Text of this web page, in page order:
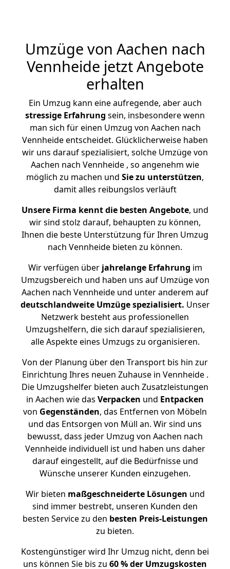
Umzüge von Aachen nach
Vennheide jetzt Angebote
erhalten
Ein Umzug kann eine aufregende, aber auch
stressige Erfahrung sein, insbesondere wenn
man sich für einen Umzug von Aachen nach
Vennheide entscheidet. Glücklicherweise haben
wir uns darauf spezialisiert, solche Umzüge von
Aachen nach Vennheide , so angenehm wie
möglich zu machen und Sie zu unterstützen,
damit alles reibungslos verläuft
Unsere Firma kennt die besten Angebote, und
wir sind stolz darauf, behaupten zu können,
Ihnen die beste Unterstützung für Ihren Umzug
nach Vennheide bieten zu können.
Wir verfügen überjahrelange Erfahrung im
Umzugsbereich und haben uns auf Umzüge von
Aachen nach Vennheide und unter anderem auf
deutschlandweite Umzüge spezialisiert. Unser
Netzwerk besteht aus professionellen
Umzugshelfern, die sich darauf spezialisieren,
alle Aspekte eines Umzugs zu organisieren.
Von der Planung über den Transport bis hin zur
Einrichtung Ihres neuen Zuhause in Vennheide .
Die Umzugshelfer bieten auch Zusatzleistungen
in Aachen wie das Verpacken und Entpacken
von Gegenständen, das Entfernen von Möbeln
und das Entsorgen von Müll an. Wir sind uns
bewusst, dass jeder Umzug von Aachen nach
Vennheide individuell ist und haben uns daher
darauf eingestellt, auf die Bedürfnisse und
Wünsche unserer Kunden einzugehen.
Wir bieten maßgeschneiderte Lösungen und
sind immer bestrebt, unseren Kunden den
besten Service zu den besten Preis-Leistungen
zu bieten.
Kostengünstiger wird Ihr Umzug nicht, denn bei
uns können Sie bis zu 60 % der Umzugskosten